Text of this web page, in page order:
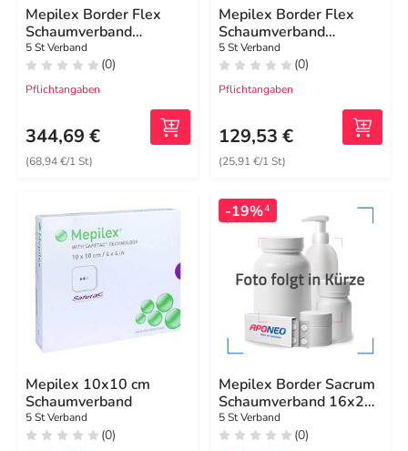
Mepilex Border Flex
Schaumverband
haft.15x19 cm oval
5 St Verband
(0)
Pflichtangaben
344,69 €
(68,94 €/1 St)
Mepilex Border Flex
Schaumverband
haft.7,8x10 cm oval
5 St Verband
(0)
Pflichtangaben
129,53 €
(25,91 €/1 St)
Mepilex 10x10 cm
Schaumverband
5 St Verband
(0)
-19%4
Mepilex Border Sacrum
Schaumverband 16x20
cm steril
5 St Verband
(0)